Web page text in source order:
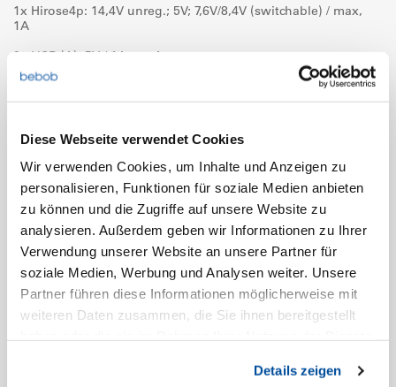
Diese Webseite verwendet Cookies
Wir verwenden Cookies, um Inhalte und Anzeigen zu
personalisieren, Funktionen für soziale Medien anbieten
zu können und die Zugriffe auf unsere Website zu
analysieren. Außerdem geben wir Informationen zu Ihrer
Verwendung unserer Website an unsere Partner für
soziale Medien, Werbung und Analysen weiter. Unsere
Partner führen diese Informationen möglicherweise mit
weiteren Daten zusammen, die Sie ihnen bereitgestellt
Cookies, wenn Sie unsere Webseite weiterhin nutzen.
Details zeigen
1x Hirose4p: 14,4V unreg.; 5V; 7,6V/8,4V (switchable) / max,
1A
2x USB (A): 5V / 1A pro Ausgang
3x Lemo2p: 14,4V unreg. / max. 2,5 pro Ausgang
Kapazitätsanzeige
5-stufige LED
2 pro Akku (links/rechts)
Gewicht
618g (ohne Akku)
Maße (B x H x T)
82 x 142 x 62mm
Garantie
2 Jahre